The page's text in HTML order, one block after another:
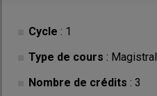
Cycle : 1
Type de cours : Magistral
Nombre de crédits : 3